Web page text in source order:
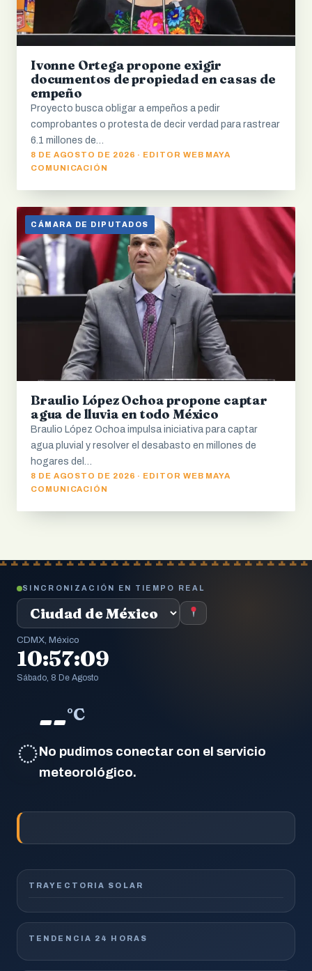
Ivonne Ortega propone exigir
documentos de propiedad en casas de
empeño
Proyecto busca obligar a empeños a pedir
comprobantes o protesta de decir verdad para rastrear
6.1 millones de…
8 DE AGOSTO DE 2026 · EDITOR WEB MAYA
COMUNICACIÓN
CÁMARA DE DIPUTADOS
Braulio López Ochoa propone captar
agua de lluvia en todo México
Braulio López Ochoa impulsa iniciativa para captar
agua pluvial y resolver el desabasto en millones de
hogares del…
8 DE AGOSTO DE 2026 · EDITOR WEB MAYA
COMUNICACIÓN
SINCRONIZACIÓN EN TIEMPO REAL
CDMX, México
10:57:10
Sábado, 8 De Agosto
◌
--°C
No pudimos conectar con el servicio
meteorológico.
TRAYECTORIA SOLAR
TENDENCIA 24 HORAS